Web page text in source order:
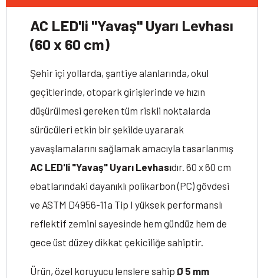
AC LED'li "Yavaş" Uyarı Levhası
(60 x 60 cm)
Şehir içi yollarda, şantiye alanlarında, okul
geçitlerinde, otopark girişlerinde ve hızın
düşürülmesi gereken tüm riskli noktalarda
sürücüleri etkin bir şekilde uyararak
yavaşlamalarını sağlamak amacıyla tasarlanmış
AC LED'li "Yavaş" Uyarı Levhasıdır. 60 x 60 cm
ebatlarındaki dayanıklı polikarbon (PC) gövdesi
ve ASTM D4956-11a Tip I yüksek performanslı
reflektif zemini sayesinde hem gündüz hem de
gece üst düzey dikkat çekiciliğe sahiptir.
Ürün, özel koruyucu lenslere sahip Ø 5 mm